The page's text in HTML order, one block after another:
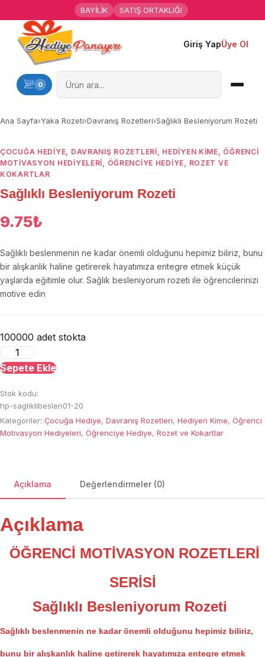
BAYİLİK SATIŞ ORTAKLIĞI
Giriş YapÜye Ol
0
Ana Sayfa
Kişiye Özel Hediyeler
Özel Günler
Öğrenci Motivasyon Hediyeleri
Yaka Rozeti
Farklı Hediyeler
Ana Sayfa›Yaka Rozeti›Davranış Rozetleri›Sağlıklı Besleniyorum Rozeti
ÇOCUĞA HEDIYE, DAVRANIŞ ROZETLERI, HEDIYEN KIME, ÖĞRENCI
MOTIVASYON HEDIYELERI, ÖĞRENCIYE HEDIYE, ROZET VE
KOKARTLAR
Sağlıklı Besleniyorum Rozeti
9.75₺
Sağlıklı beslenmenin ne kadar önemli olduğunu hepimiz biliriz, bunu
bir alışkanlık haline getirerek hayatımıza entegre etmek küçük
yaşlarda eğitimle olur. Sağlık besleniyorum rozeti ile öğrencilerinizi
motive edin
100000 adet stokta
Sağlıklı
Besleniyorum
adet
Sepete Ekle
Stok kodu:
hp-sagliklibeslen01-20
Kategoriler: Çocuğa Hediye, Davranış Rozetleri, Hediyen Kime, Öğrenci
Motivasyon Hediyeleri, Öğrenciye Hediye, Rozet ve Kokartlar
Açıklama Değerlendirmeler (0)
Açıklama
ÖĞRENCİ MOTİVASYON ROZETLERİ
SERİSİ
Sağlıklı Besleniyorum Rozeti
Sağlıklı beslenmenin ne kadar önemli olduğunu hepimiz biliriz,
bunu bir alışkanlık haline getirerek hayatımıza entegre etmek